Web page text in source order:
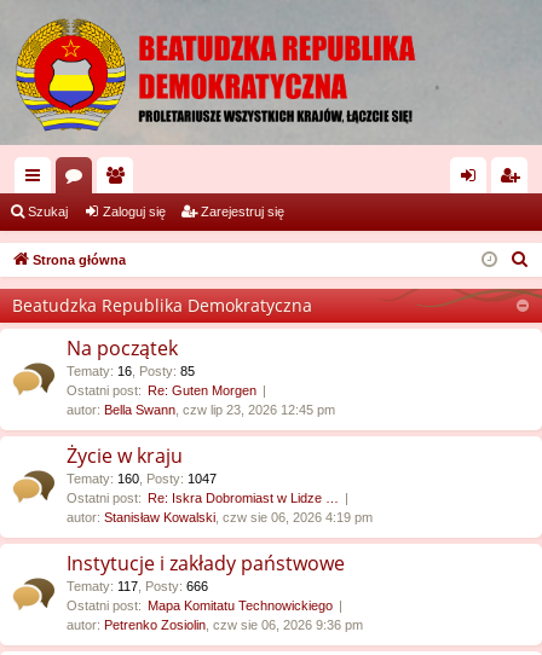
ię
ce
…
or
a
ży
tk
w
ni
cy
og
si
ej
tru
ę
Szukaj Zaloguj się Zarejestruj się
Strona główna
Beatudzka Republika Demokratyczna
Na początek
Tematy: 16 Posty: 85
Ostatni post: Re: Guten Morgen
autor: Bella Swann , czw lip 23, 2026 12:45 pm
Życie w kraju
Tematy: 160 Posty: 1047
Ostatni post: Re: Iskra Dobromiast w Lidze …
autor: Stanisław Kowalski , czw sie 06, 2026 4:19 pm
Instytucje i zakłady państwowe
Tematy: 117 Posty: 666
Ostatni post: Mapa Komitatu Technowickiego
autor: Petrenko Zosiolin , czw sie 06, 2026 9:36 pm